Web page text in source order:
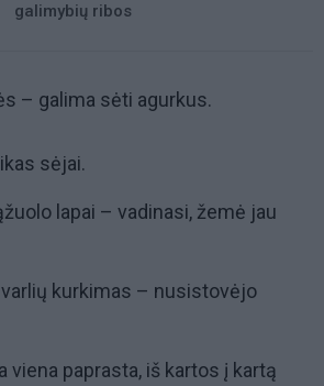
galimybių ribos
– galima sėti agurkus.
sėjai.
lapai – vadinasi, žemė jau
kurkimas – nusistovėjo
viena paprasta, iš kartos į kartą